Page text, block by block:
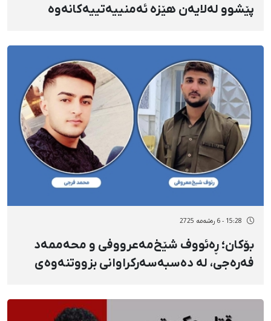
پێشوو لەلایەن هێزە ئەمنییەتییەکانەوە
15:28 - 6 رەشەمه 2725
بۆکان؛ ڕەئووف شێخ‌مەعرووفی و محەممەد
فەرەجی، لە دەسبەسەرکراوانی بزووتنەوەی